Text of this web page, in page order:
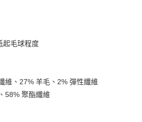
含以上)免運費
含以上)免運費
含以上)免運費
起毛球程度
維、27% 羊毛、2% 彈性纖維
58% 聚酯纖維